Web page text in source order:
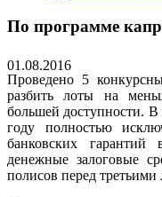
По программе
01.08.2016
Проведено 5
разбить лоты на
большей доступности. В
году полностью
банковских гарантий
денежные залоговые
полисов перед